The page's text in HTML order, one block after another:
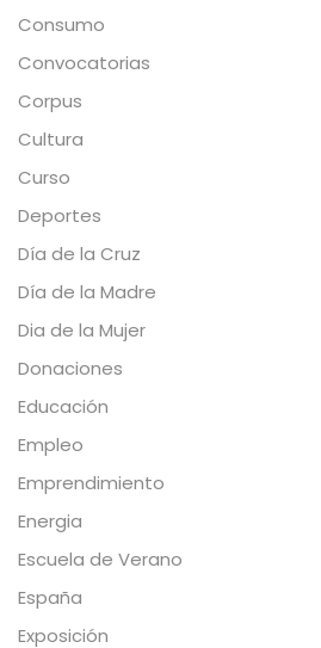
Consumo
Convocatorias
Corpus
Cultura
Curso
Deportes
Día de la Cruz
Día de la Madre
Dia de la Mujer
Donaciones
Educación
Empleo
Emprendimiento
Energia
Escuela de Verano
España
Exposición